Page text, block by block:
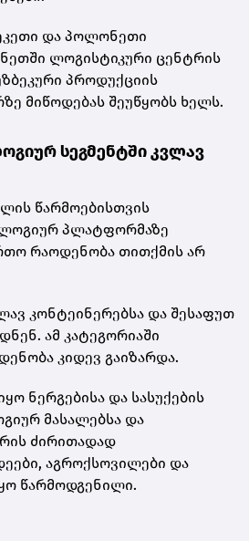
და პოლონეთი
ლოგისტიკური ცენტრის
პროდუქციის
მიწოდებას შეუწყობს ხელს.
სეგმენტში კვლავ
წარმოებისთვის
პლატფორმაზე
რაოდენობა თითქმის არ
კონტეინერებსა და შესაფუთ
ამ კატეგორიაში
კიდევ გაიზარდა.
ნერგებისა და სასუქების
მასალებსა და
ძირითადად
აგროქსოვილები და
წარმოდგენილი.